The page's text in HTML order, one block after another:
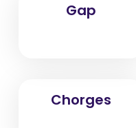
Gap
Chorges